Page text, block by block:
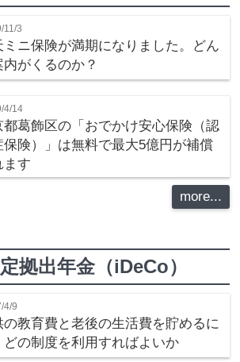
11/3
ミニ保険が満期になりました。どん
内がくるのか？
4/14
都葛飾区の「おでかけ安心保険（認
保険）」は無料で最大5億円が補償
ます
more...
拠出年金（iDeCo）
4/9
の教育費と老後の生活費を貯めるに
どの制度を利用すればよいか